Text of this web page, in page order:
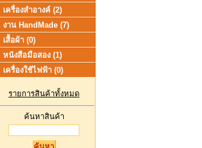
เครื่องสำอางค์ (2)
งาน HandMade (7)
เสื้อผ้า (0)
หนังสือมือสอง (1)
เครื่องใช้ไฟฟ้า (0)
รายการสินค้าทั้งหมด
ค้นหาสินค้า